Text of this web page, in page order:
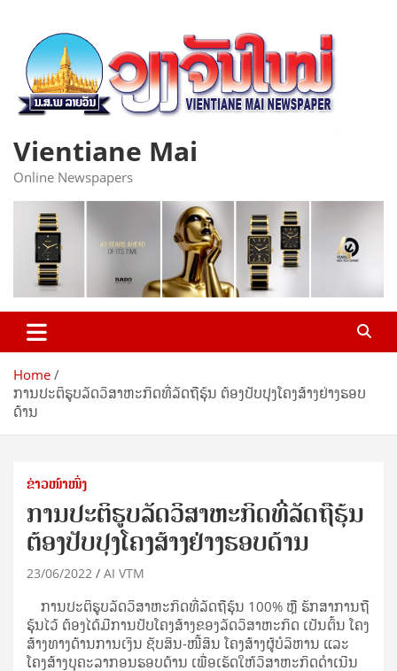
content
Vientiane Mai
Online Newspapers
Home
ການປະຕິຮູບລັດວິສາຫະກິດທີ່ລັດຖືຮຸ້ນ ຕ້ອງປັບປຸງໂຄງສ້າງຢ່າງຮອບ
ດ້ານ
ຂ່າວໜ້າໜຶ່ງ
ການປະຕິຮູບລັດວິສາຫະກິດທີ່ລັດຖືຮຸ້ນ
ຕ້ອງປັບປຸງໂຄງສ້າງຢ່າງຮອບດ້ານ
23/06/2022 AI VTM
ການປະຕິຮູບລັດວິສາຫະກິດທີ່ລັດຖືຮຸ້ນ 100% ຫຼື ຮັກສາການຖື
ຮຸ້ນໄວ້ ຕ້ອງໄດ້ມີການປັບໂຄງສ້າງຂອງລັດວິສາຫະກິດ ເປັນຕົ້ນ ໂຄງ
ສ້າງທາງດ້ານການເງິນ ຊັບສິນ-ໜີ້ສິນ ໂຄງສ້າງຜູ້ບໍລິຫານ ແລະ
ໂຄງສ້າງບຸຄະລາກອນຮອບດ້ານ ເພື່ອເຮັດໃຫ້ວິສາຫະກິດດຳເນີນ